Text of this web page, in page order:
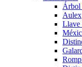
Árbol
Aulex
Llave